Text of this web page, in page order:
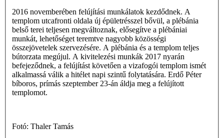
2016 novemberében felújítási munkálatok kezdődnek. A
templom utcafronti oldala új épületrésszel bővül, a plébánia
belső terei teljesen megváltoznak, elősegítve a plébániai
munkát, lehetőséget teremtve nagyobb közösségi
összejövetelek szervezésére. A plébánia és a templom teljes
bútorzata megújul. A kivitelezési munkák 2017 nyarán
befejeződnek, a felújítást követően a vizafogói templom ismét
alkalmassá válik a hitélet napi szintű folytatására. Erdő Péter
bíboros, prímás szeptember 23-án áldja meg a felújított
templomot.
Fotó: Thaler Tamás